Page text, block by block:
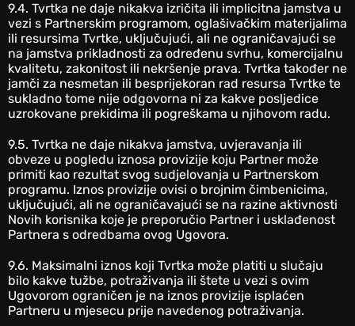
‎9.4. Tvrtka ne daje nikakva izričita ili implicitna jamstva u
vezi s Partnerskim programom, oglašivačkim materijalima
ili resursima Tvrtke, uključujući, ali ne ograničavajući se
na jamstva prikladnosti za određenu svrhu, komercijalnu
kvalitetu, zakonitost ili nekršenje prava. Tvrtka također ne
jamči za nesmetan ili besprijekoran rad resursa Tvrtke te
sukladno tome nije odgovorna ni za kakve posljedice
uzrokovane prekidima ili pogreškama u njihovom radu.
‎9.5. Tvrtka ne daje nikakva jamstva, uvjeravanja ili
obveze u pogledu iznosa provizije koju Partner može
primiti kao rezultat svog sudjelovanja u Partnerskom
programu. Iznos provizije ovisi o brojnim čimbenicima,
uključujući, ali ne ograničavajući se na razine aktivnosti
Novih korisnika koje je preporučio Partner i usklađenost
Partnera s odredbama ovog Ugovora.
9.6. Maksimalni iznos koji Tvrtka može platiti u slučaju
bilo kakve tužbe, potraživanja ili štete u vezi s ovim
Ugovorom ograničen je na iznos provizije isplaćen
Partneru u mjesecu prije navedenog potraživanja.